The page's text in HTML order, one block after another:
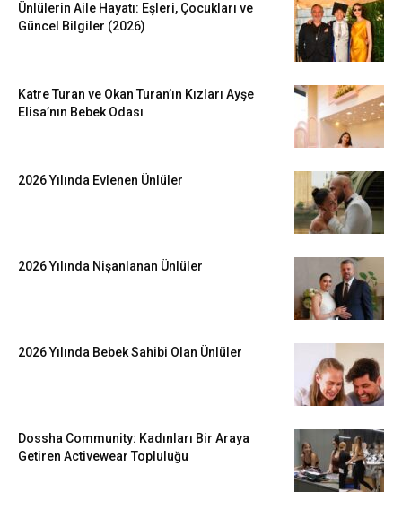
Ünlülerin Aile Hayatı: Eşleri, Çocukları ve
Güncel Bilgiler (2026)
Katre Turan ve Okan Turan’ın Kızları Ayşe
Elisa’nın Bebek Odası
2026 Yılında Evlenen Ünlüler
2026 Yılında Nişanlanan Ünlüler
2026 Yılında Bebek Sahibi Olan Ünlüler
Dossha Community: Kadınları Bir Araya
Getiren Activewear Topluluğu